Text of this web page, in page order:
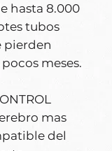
hasta 8.000
tubos
pierden
meses.
mas
del